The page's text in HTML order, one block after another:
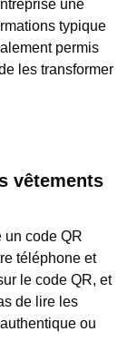
une
typique
permis
les transformer
vêtements
un code QR
téléphone et
le code QR, et
de lire les
ou